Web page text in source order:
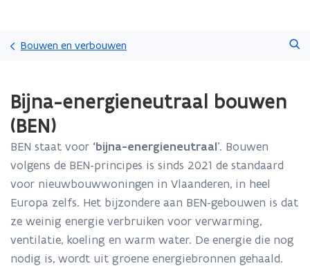
gaan
Bouwen en verbouwen
met
laden.
zich
op:
Bijna-
energieneutraal
bouwen
(BEN)
Bijna-energieneutraal bouwen
(BEN)
BEN staat voor ‘bijna-energieneutraal’. Bouwen
volgens de BEN-principes is sinds 2021 de standaard
voor nieuwbouwwoningen in Vlaanderen, in heel
Europa zelfs. Het bijzondere aan BEN-gebouwen is dat
ze weinig energie verbruiken voor verwarming,
ventilatie, koeling en warm water. De energie die nog
nodig is, wordt uit groene energiebronnen gehaald.